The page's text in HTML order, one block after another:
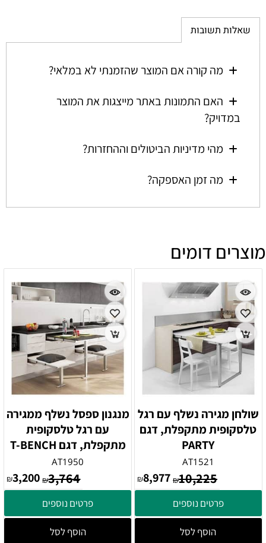
שאלות תשובות
מה קורה אם המוצר שהזמנתי לא במלאי?
האם התמונות באתר מייצגות את המוצר
במדויק?
מהי מדיניות הביטולים וההחזרות?
מה זמן האספקה?
מוצרים דומים
שולחן מגירה נשלף עם רגל
טלסקופית מתקפלת, דגם
PARTY
AT1521
₪10,225
₪8,977
פרטים נוספים
הוסף לסל
מנגנון ספסל נשלף ממגירה
עם רגל טלסקופית
מתקפלת, דגם T-BENCH
AT1950
₪3,764
₪3,200
פרטים נוספים
הוסף לסל